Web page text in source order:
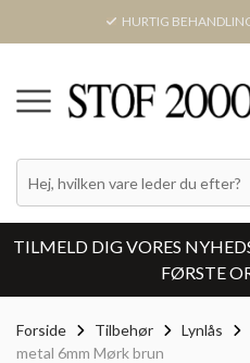
HURTIG
TILMELD DIG VORES
FØRSTE
Forside Tilbehør Lynlås
metal 6mm Mørk brun